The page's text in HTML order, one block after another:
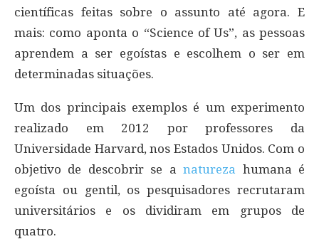
científicas feitas sobre o assunto até agora. E
mais: como aponta o “Science of Us”, as pessoas
aprendem a ser egoístas e escolhem o ser em
determinadas situações.
Um dos principais exemplos é um experimento
realizado em 2012 por professores da
Universidade Harvard, nos Estados Unidos. Com o
objetivo de descobrir se anatureza humana é
egoísta ou gentil, os pesquisadores recrutaram
universitários e os dividiram em grupos de
quatro.